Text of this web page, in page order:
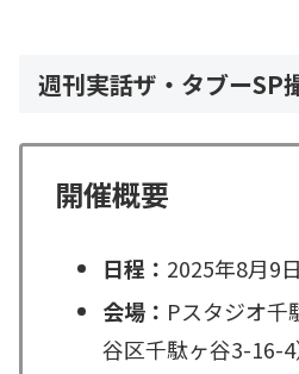
週刊実話ザ・タブーSP
開催概要
日程： 2025年8月9
会場： Pスタジオ千
谷区千駄ヶ谷3-16-4